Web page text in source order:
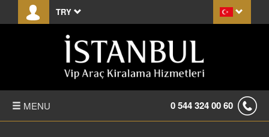
TRY
MENU 0 544 324 00 60